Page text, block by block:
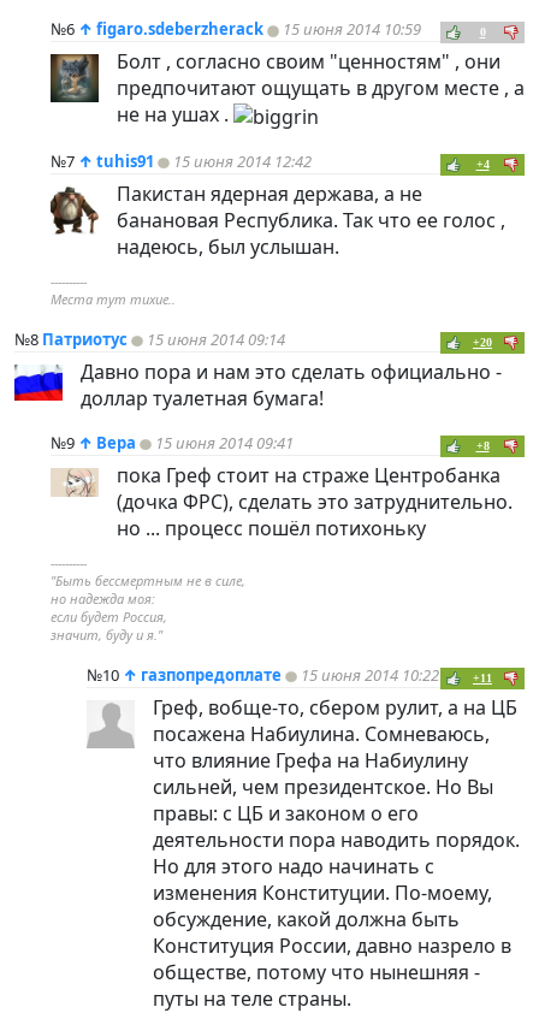
№6 ↑ figaro.sdeberzherack 15 июня 2014 10:59 0
Болт , согласно своим "ценностям" , они
предпочитают ощущать в другом месте , а
не на ушах .
№7 ↑ tuhis91 15 июня 2014 12:42 +4
Пакистан ядерная держава, а не
банановая Республика. Так что ее голос ,
надеюсь, был услышан.
----------
Места тут тихие..
№8 Патриотус 15 июня 2014 09:14 +20
Давно пора и нам это сделать официально -
доллар туалетная бумага!
№9 ↑ Вера 15 июня 2014 09:41 +8
пока Греф стоит на страже Центробанка
(дочка ФРС), сделать это затруднительно.
но ... процесс пошёл потихоньку
----------
"Быть бессмертным не в силе,
но надежда моя:
если будет Россия,
значит, буду и я."
№10 ↑ газпопредоплате 15 июня 2014 10:22 +11
Греф, вобще-то, сбером рулит, а на ЦБ
посажена Набиулина. Сомневаюсь,
что влияние Грефа на Набиулину
сильней, чем президентское. Но Вы
правы: с ЦБ и законом о его
деятельности пора наводить порядок.
Но для этого надо начинать с
изменения Конституции. По-моему,
обсуждение, какой должна быть
Конституция России, давно назрело в
обществе, потому что нынешняя -
путы на теле страны.